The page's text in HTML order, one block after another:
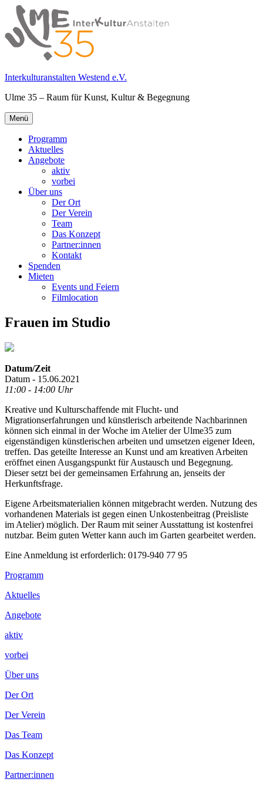
Springe
zum
Inhalt
Interkulturanstalten Westend e.V.
Ulme 35 – Raum für Kunst, Kultur & Begegnung
Primäres
Menü
Menü
Programm
Aktuelles
Angebote
aktiv
vorbei
Über uns
Der Ort
Der Verein
Team
Das Konzept
Partner:innen
Kontakt
Spenden
Mieten
Events und Feiern
Filmlocation
Frauen im Studio
Datum/Zeit
Datum - 15.06.2021
11:00 - 14:00 Uhr
Kreative und Kulturschaffende mit Flucht- und
Migrationserfahrungen und künstlerisch arbeitende Nachbarinnen
können sich einmal in der Woche im Atelier der Ulme35 zum
eigenständigen künstlerischen arbeiten und umsetzen eigener Ideen,
treffen. Das geteilte Interesse an Kunst und am kreativen Arbeiten
eröffnet einen Ausgangspunkt für Austausch und Begegnung.
Dieser setzt bei der gemeinsamen Erfahrung an, jenseits der
Herkunftsfrage.
Eigene Arbeitsmaterialien können mitgebracht werden. Nutzung des
vorhandenen Materials ist gegen einen Unkostenbeitrag (Preisliste
im Atelier) möglich. Der Raum mit seiner Ausstattung ist kostenfrei
nutzbar. Beim guten Wetter kann auch im Garten gearbeitet werden.
Eine Anmeldung ist erforderlich: 0179-940 77 95
Footer
Inhalt
Programm
Aktuelles
Angebote
aktiv
vorbei
Über uns
Der Ort
Der Verein
Das Team
Das Konzept
Partner:innen